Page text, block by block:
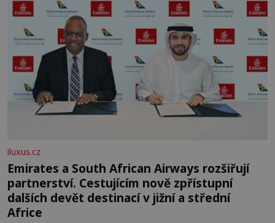
iluxus.cz
Emirates a South African Airways rozšiřují
partnerství. Cestujícím nově zpřístupní
dalších devět destinací v jižní a střední
Africe